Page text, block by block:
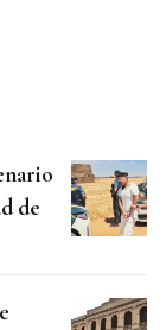
de